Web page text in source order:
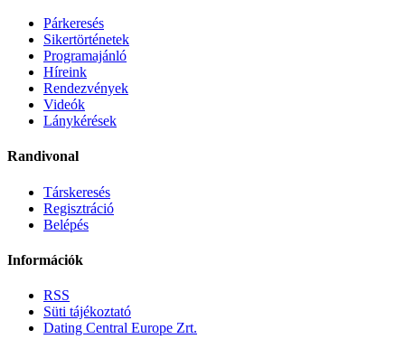
Párkeresés
Sikertörténetek
Programajánló
Híreink
Rendezvények
Videók
Lánykérések
Randivonal
Társkeresés
Regisztráció
Belépés
Információk
RSS
Süti tájékoztató
Dating Central Europe Zrt.